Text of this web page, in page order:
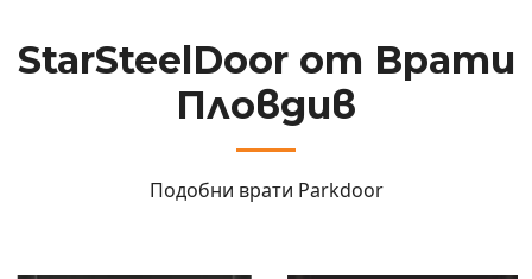
StarSteelDoor от Врати
Пловдив
Подобни врати Parkdoor